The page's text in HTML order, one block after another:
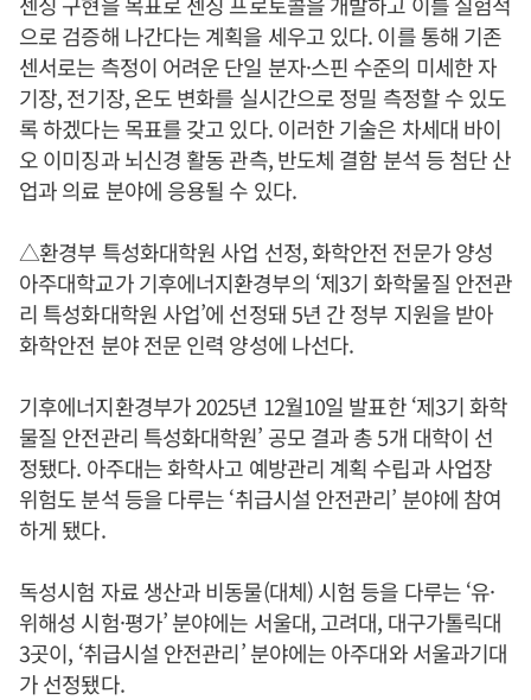
으로 검증해 나간다는 계획을 세우고 있다. 이를 통해 기존
센서로는 측정이 어려운 단일 분자·스핀 수준의 미세한 자
기장, 전기장, 온도 변화를 실시간으로 정밀 측정할 수 있도
록 하겠다는 목표를 갖고 있다. 이러한 기술은 차세대 바이
오 이미징과 뇌신경 활동 관측, 반도체 결함 분석 등 첨단 산
업과 의료 분야에 응용될 수 있다.
△환경부 특성화대학원 사업 선정, 화학안전 전문가 양성
아주대학교가 기후에너지환경부의 ‘제3기 화학물질 안전관
리 특성화대학원 사업’에 선정돼 5년 간 정부 지원을 받아
화학안전 분야 전문 인력 양성에 나선다.
기후에너지환경부가 2025년 12월10일 발표한 ‘제3기 화학
물질 안전관리 특성화대학원’ 공모 결과 총 5개 대학이 선
정됐다. 아주대는 화학사고 예방관리 계획 수립과 사업장
위험도 분석 등을 다루는 ‘취급시설 안전관리’ 분야에 참여
하게 됐다.
독성시험 자료 생산과 비동물(대체) 시험 등을 다루는 ‘유·
위해성 시험·평가’ 분야에는 서울대, 고려대, 대구가톨릭대
3곳이, ‘취급시설 안전관리’ 분야에는 아주대와 서울과기대
가 선정됐다.